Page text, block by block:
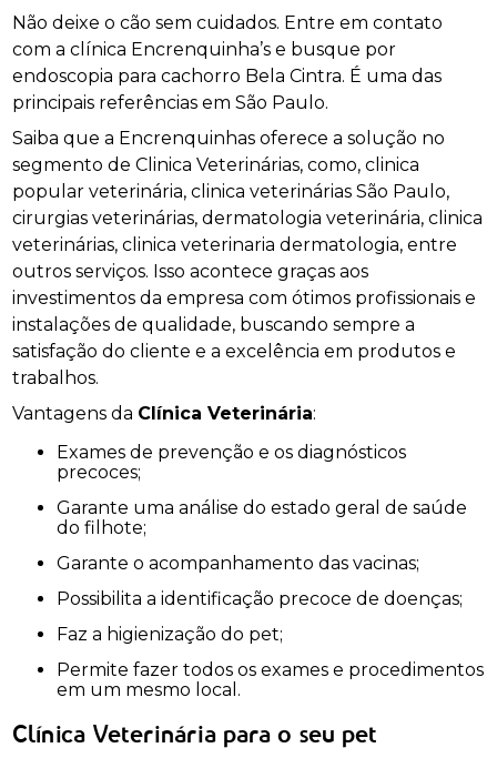
Não deixe o cão sem cuidados. Entre em contato
com a clínica Encrenquinha’s e busque por
endoscopia para cachorro Bela Cintra. É uma das
principais referências em São Paulo.
Saiba que a Encrenquinhas oferece a solução no
segmento de Clinica Veterinárias, como, clinica
popular veterinária, clinica veterinárias São Paulo,
cirurgias veterinárias, dermatologia veterinária, clinica
veterinárias, clinica veterinaria dermatologia, entre
outros serviços. Isso acontece graças aos
investimentos da empresa com ótimos profissionais e
instalações de qualidade, buscando sempre a
satisfação do cliente e a excelência em produtos e
trabalhos.
Vantagens da Clínica Veterinária:
Exames de prevenção e os diagnósticos
precoces;
Garante uma análise do estado geral de saúde
do filhote;
Garante o acompanhamento das vacinas;
Possibilita a identificação precoce de doenças;
Faz a higienização do pet;
Permite fazer todos os exames e procedimentos
em um mesmo local.
Clínica Veterinária para o seu pet